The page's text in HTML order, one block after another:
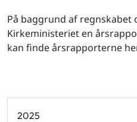
På baggrund af regnskabet
Kirkeministeriet en
kan finde årsrapporterne
2025